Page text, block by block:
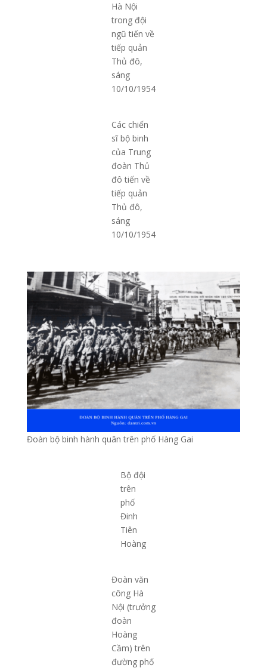
Hà Nội
trong đội
ngũ tiến về
tiếp quản
Thủ đô,
sáng
10/10/1954
Các chiến
sĩ bộ binh
của Trung
đoàn Thủ
đô tiến về
tiếp quản
Thủ đô,
sáng
10/10/1954
Đoàn bộ binh hành quân trên phố Hàng Gai
Bộ đội
trên
phố
Đinh
Tiên
Hoàng
Đoàn văn
công Hà
Nội (trưởng
đoàn
Hoàng
Cầm) trên
đường phố